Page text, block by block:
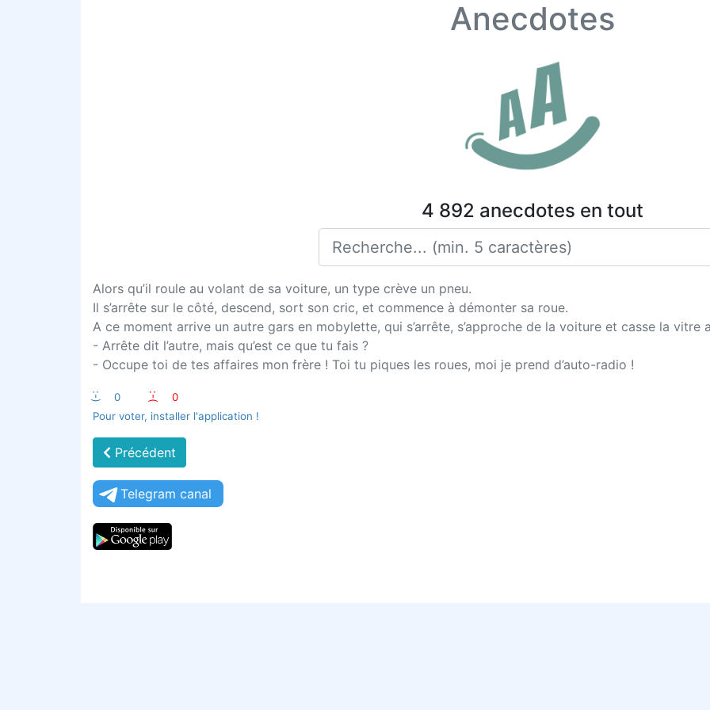
Anecdotes
4 892 anecdotes en tout
Alors qu’il roule au volant de sa voiture, un type crève un pneu.
Il s’arrête sur le côté, descend, sort son cric, et commence à démonter sa roue.
A ce moment arrive un autre gars en mobylette, qui s’arrête, s’approche de la voiture et casse la vitre
- Arrête dit l’autre, mais qu’est ce que tu fais ?
- Occupe toi de tes affaires mon frère ! Toi tu piques les roues, moi je prend d’auto-radio !
:-) 0 :-(
0
Pour voter, installer l'application !
Précédent
Telegram canal